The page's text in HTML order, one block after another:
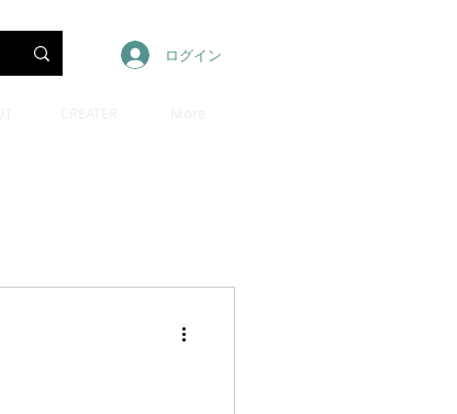
ログイン